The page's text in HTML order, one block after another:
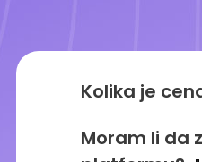
Kolika je
Moram li da